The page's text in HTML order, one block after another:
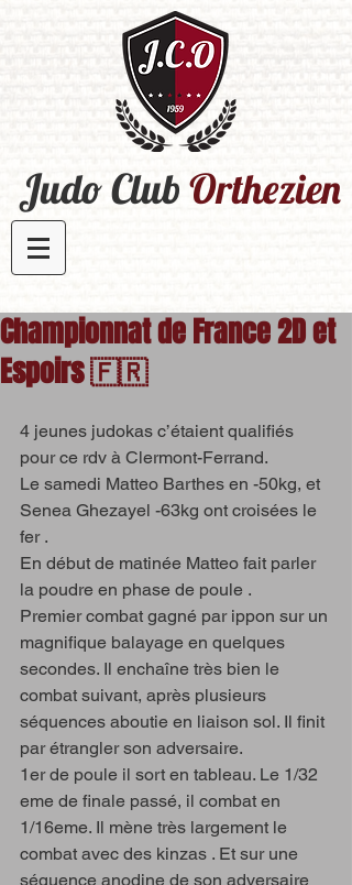
Judo ClubOrthezien​
Championnat de France 2D et
Espoirs 🇫🇷
4 jeunes judokas c’étaient qualifiés
pour ce rdv à Clermont-Ferrand.
Le samedi Matteo Barthes en -50kg, et
Senea Ghezayel -63kg ont croisées le
fer .
En début de matinée Matteo fait parler
la poudre en phase de poule .
Premier combat gagné par ippon sur un
magnifique balayage en quelques
secondes. Il enchaîne très bien le
combat suivant, après plusieurs
séquences aboutie en liaison sol. Il finit
par étrangler son adversaire.
1er de poule il sort en tableau. Le 1/32
eme de finale passé, il combat en
1/16eme. Il mène très largement le
combat avec des kinzas . Et sur une
séquence anodine de son adversaire